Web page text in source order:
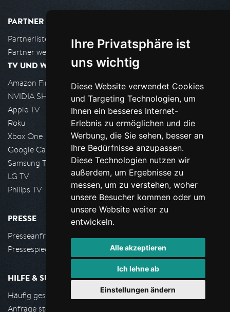
Ihre Privatsphäre ist
uns wichtig
Diese Website verwendet Cookies
und Targeting Technologien, um
Ihnen ein besseres Internet-
Erlebnis zu ermöglichen und die
Werbung, die Sie sehen, besser an
Ihre Bedürfnisse anzupassen.
Diese Technologien nutzen wir
außerdem, um Ergebnisse zu
messen, um zu verstehen, woher
unsere Besucher kommen oder um
unsere Website weiter zu
entwickeln.
Alle akzeptieren
Ich lehne ab
Einstellungen ändern
PARTNER
Partnerliste
Partner werden
TV UND WOHNZIMMER
Amazon FireTV
NVIDIA SHIELD, Google TV
Apple TV
Roku
Xbox One
Google Cast
Samsung TV
LG TV
Philips TV
PRESSE
Presseanfrage stellen
Pressespiegel
HILFE & SUPPORT
Häufig gestellte Fragen
Anfrage stellen